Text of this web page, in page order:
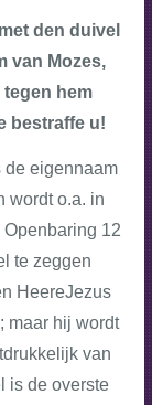
den duivel
van Mozes,
hem
bestraffe u!
de eigennaam
wordt o.a. in
12
te zeggen
HeereJezus
maar hij wordt
van
is de overste